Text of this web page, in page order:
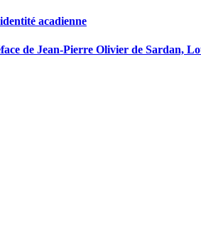
acadienne
de Jean-Pierre Olivier de Sardan,